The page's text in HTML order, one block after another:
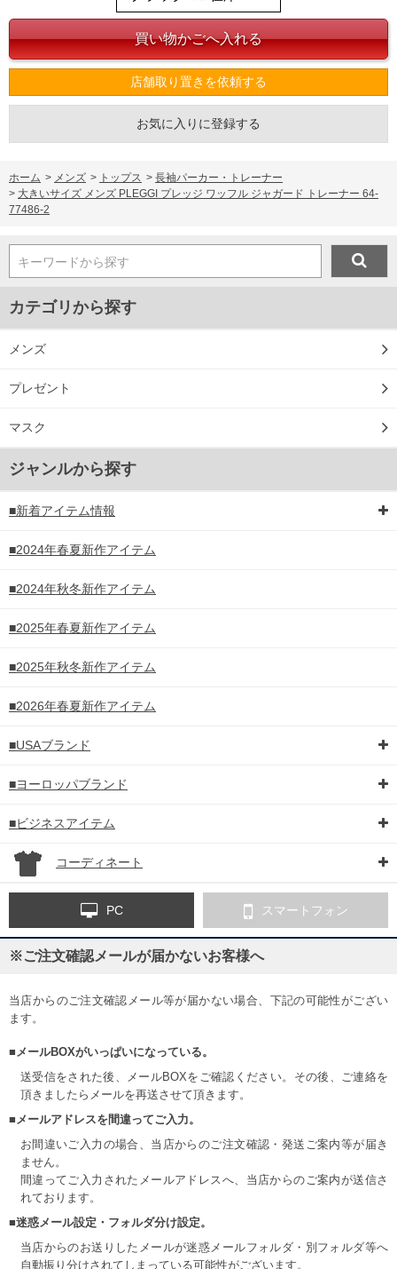
COLOR VARIATION
DETAIL
店舗取り置きを依頼する
お気に入りに登録する
ホーム > メンズ > トップス > 長袖パーカー・トレーナー
> 大きいサイズ メンズ PLEGGI プレッジ ワッフル ジャガード トレーナー 64-
77486-2
キーワードから探す
カテゴリから探す
メンズ
プレゼント
マスク
ジャンルから探す
■新着アイテム情報
■2024年春夏新作アイテム
■2024年秋冬新作アイテム
■2025年春夏新作アイテム
■2025年秋冬新作アイテム
■2026年春夏新作アイテム
■USAブランド
■ヨーロッパブランド
■ビジネスアイテム
コーディネート
PC スマートフォン
※ご注文確認メールが届かないお客様へ
当店からのご注文確認メール等が届かない場合、下記の可能性がござい
ます。
■メールBOXがいっぱいになっている。
送受信をされた後、メールBOXをご確認ください。その後、ご連絡を
頂きましたらメールを再送させて頂きます。
■メールアドレスを間違ってご入力。
お間違いご入力の場合、当店からのご注文確認・発送ご案内等が届き
ません。
間違ってご入力されたメールアドレスへ、当店からのご案内が送信さ
れております。
■迷惑メール設定・フォルダ分け設定。
当店からのお送りしたメールが迷惑メールフォルダ・別フォルダ等へ
自動振り分けされてしまっている可能性がございます。